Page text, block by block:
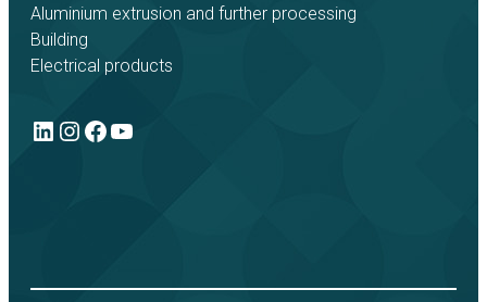
Aluminium extrusion and further processing
Building
Electrical products
LinkedIn
Instagram
Facebook
YouTube